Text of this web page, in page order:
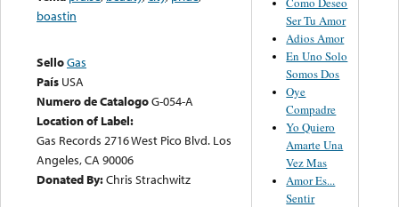
boastin
SelloGas
País USA
Numero de CatalogoG-054-A
Location of Label:
Gas Records 2716 West Pico Blvd. Los
Angeles, CA 90006
Donated By:Chris Strachwitz
Ser Tu Amor
Adios Amor
En Uno Solo
Somos Dos
Oye
Compadre
Yo Quiero
Amarte Una
Vez Mas
Amor Es...
Sentir